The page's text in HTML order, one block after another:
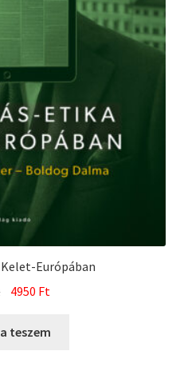
Európában
Original
was:
4950 Ft
is:
teszem